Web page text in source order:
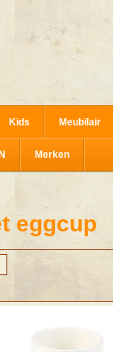
Kids Meubilair
Merken
eggcup